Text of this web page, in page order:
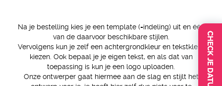
Na je bestelling kies je een template (=indeling) uit en één
van de daarvoor beschikbare stijlen.
Vervolgens kun je zelf een achtergrondkleur en tekstkleur
kiezen. Ook bepaal je je eigen tekst, en als dat van
toepassing is kun je een logo uploaden.
Onze ontwerper gaat hiermee aan de slag en stijlt het
CHECK JE DATUM